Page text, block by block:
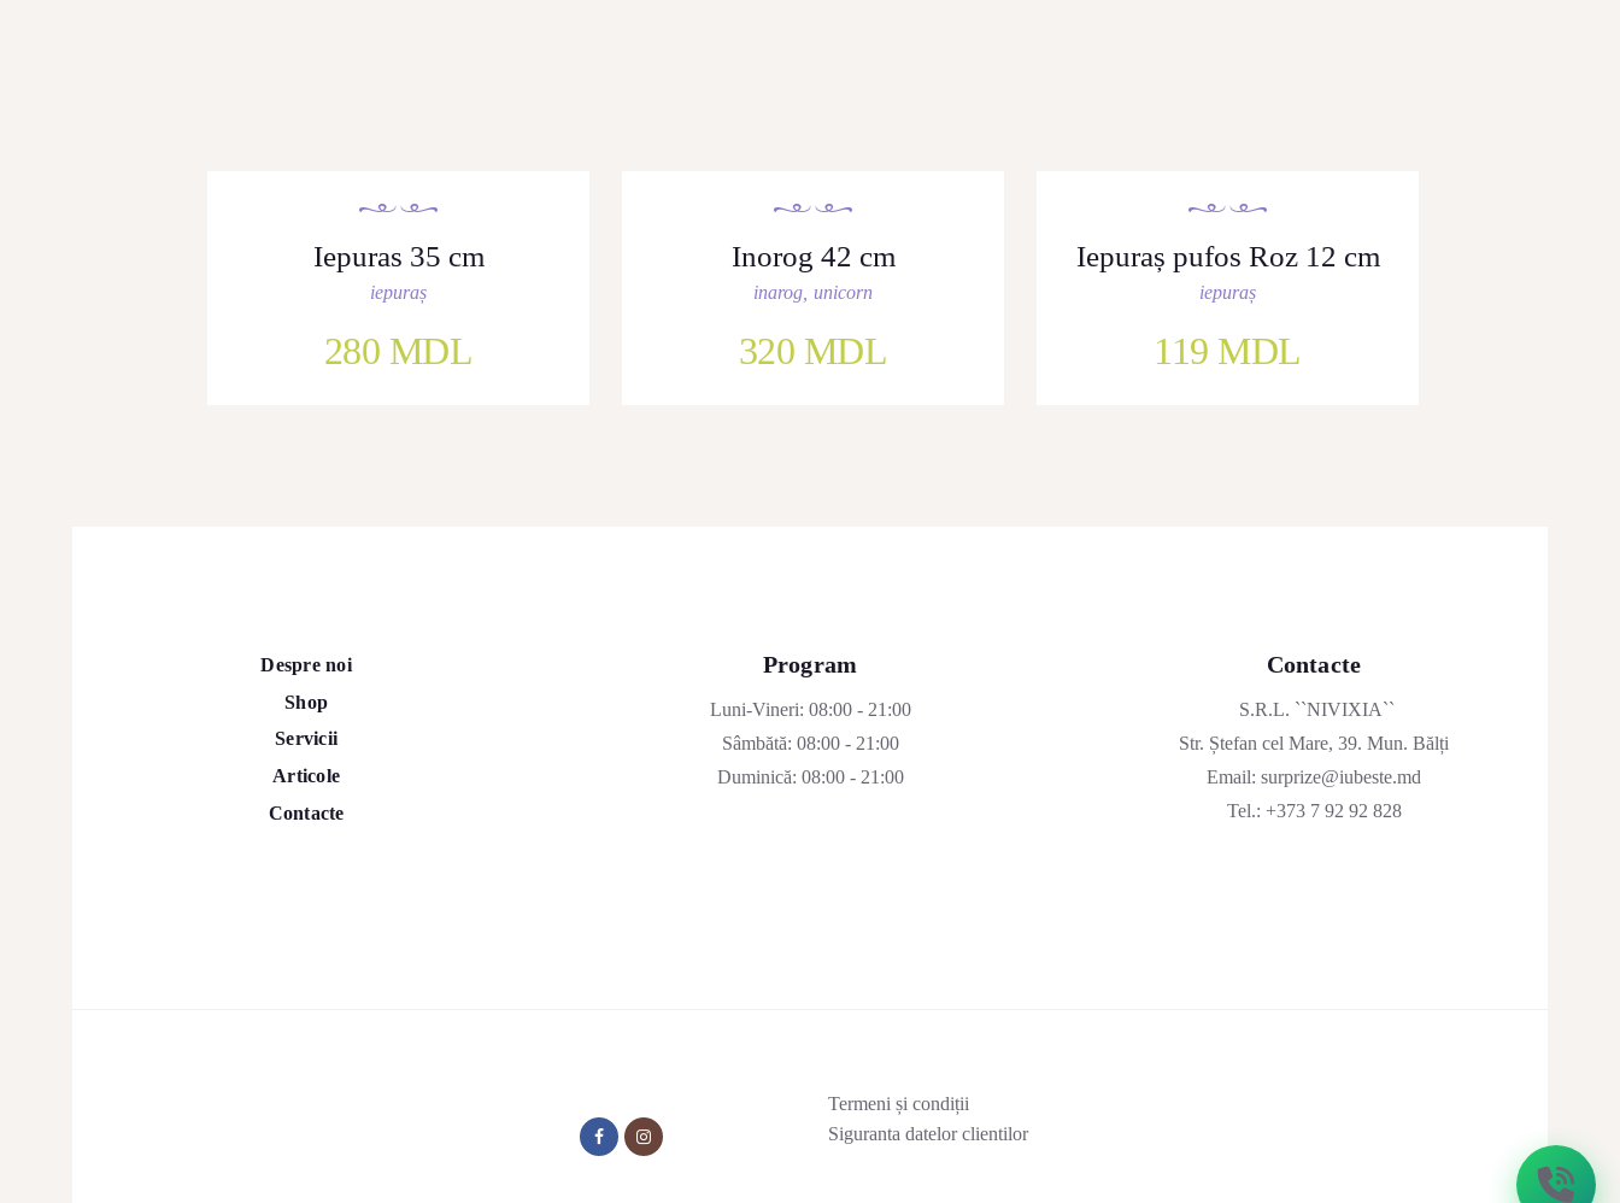
Iepuras 35 cm
iepuraș
280 MDL
Inorog 42 cm
inarog unicorn
320 MDL
Iepuraș pufos Roz 12 cm
iepuraș
119 MDL
Despre noi
Shop
Servicii
Articole
Contacte
Program
Luni-Vineri: 08:00 - 21:00
Sâmbătă: 08:00 - 21:00
Duminică: 08:00 - 21:00
Contacte
S.R.L. ``NIVIXIA``
Str. Ștefan cel Mare, 39. Mun. Bălți
Email: surprize@iubeste.md
Tel.: +373 7 92 92 828
Termeni și condiții
Siguranta datelor clientilor